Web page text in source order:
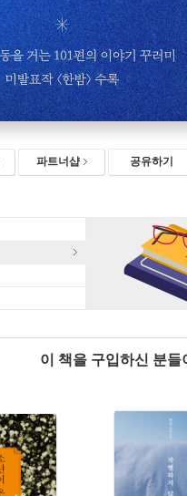
파트너샵 공유하기
이 책을 구입하신 분